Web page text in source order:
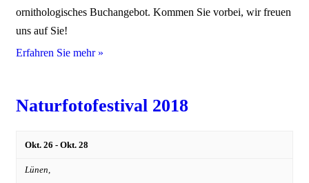
ornithologisches Buchangebot. Kommen Sie vorbei, wir freuen
uns auf Sie!
Erfahren Sie mehr »
Naturfotofestival 2018
Okt. 26 - Okt. 28
Lünen,